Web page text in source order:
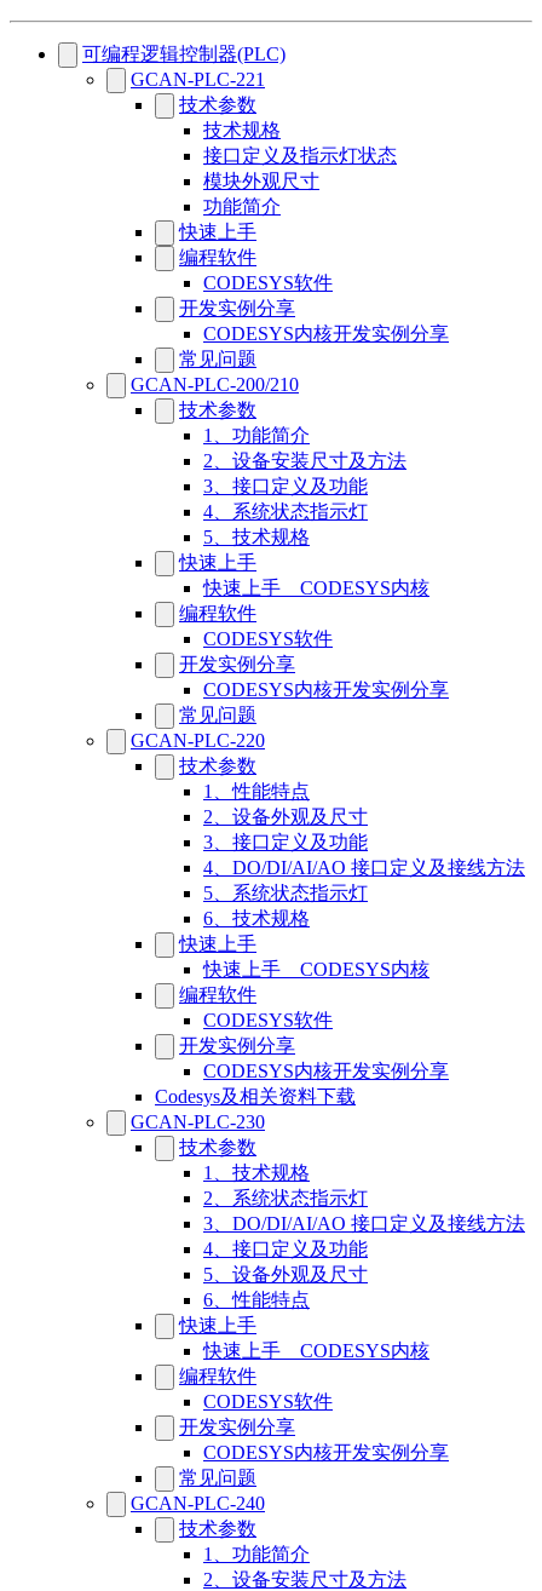
可编程逻辑控制器(PLC)
GCAN-PLC-221
技术参数
技术规格
接口定义及指示灯状态
模块外观尺寸
功能简介
快速上手
编程软件
CODESYS软件
开发实例分享
CODESYS内核开发实例分享
常见问题
GCAN-PLC-200/210
技术参数
1、功能简介
2、设备安装尺寸及方法
3、接口定义及功能
4、系统状态指示灯
5、技术规格
快速上手
快速上手__CODESYS内核
编程软件
CODESYS软件
开发实例分享
CODESYS内核开发实例分享
常见问题
GCAN-PLC-220
技术参数
1、性能特点
2、设备外观及尺寸
3、接口定义及功能
4、DO/DI/AI/AO 接口定义及接线方法
5、系统状态指示灯
6、技术规格
快速上手
快速上手__CODESYS内核
编程软件
CODESYS软件
开发实例分享
CODESYS内核开发实例分享
Codesys及相关资料下载
GCAN-PLC-230
技术参数
1、技术规格
2、系统状态指示灯
3、DO/DI/AI/AO 接口定义及接线方法
4、接口定义及功能
5、设备外观及尺寸
6、性能特点
快速上手
快速上手__CODESYS内核
编程软件
CODESYS软件
开发实例分享
CODESYS内核开发实例分享
常见问题
GCAN-PLC-240
技术参数
1、功能简介
2、设备安装尺寸及方法